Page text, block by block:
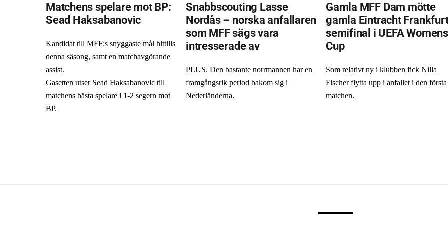
Matchens spelare mot BP:
Sead Haksabanovic
Kandidat till MFF:s snyggaste mål hittills
denna säsong, samt en matchavgörande
assist.
Gasetten utser Sead Haksabanovic till
matchens bästa spelare i 1-2 segern mot
BP.
Snabbscouting Lasse
Nordås – norska anfallaren
som MFF sägs vara
intresserade av
PLUS. Den bastante norrmannen har en
framgångsrik period bakom sig i
Nederländerna.
Gamla MFF Dam mötte
gamla Eintracht
semifinal i UEFA Womens
Cup
Som relativt ny i klubben fick Nilla
Fischer flytta upp i anfallet i den första
matchen.